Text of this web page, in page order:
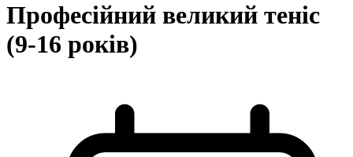
Професійний великий теніс
(9-16 років)